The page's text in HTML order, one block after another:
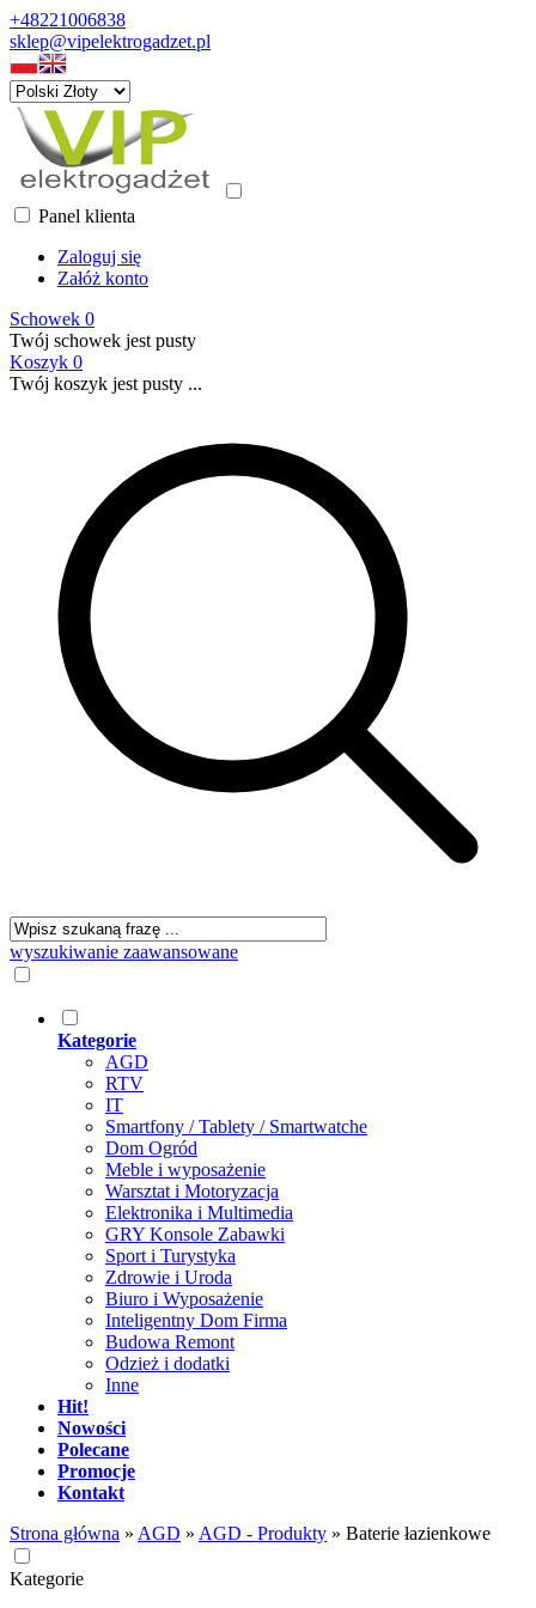
+48221006838
sklep@vipelektrogadzet.pl
Panel klienta
Zaloguj się
Załóż konto
Schowek 0
Twój schowek jest pusty
Koszyk 0
Twój koszyk jest pusty ...
wyszukiwanie zaawansowane
Kategorie
AGD
RTV
IT
Smartfony / Tablety / Smartwatche
Dom Ogród
Meble i wyposażenie
Warsztat i Motoryzacja
Elektronika i Multimedia
GRY Konsole Zabawki
Sport i Turystyka
Zdrowie i Uroda
Biuro i Wyposażenie
Inteligentny Dom Firma
Budowa Remont
Odzież i dodatki
Inne
Hit!
Nowości
Polecane
Promocje
Kontakt
Strona główna » AGD » AGD - Produkty » Baterie łazienkowe
Kategorie